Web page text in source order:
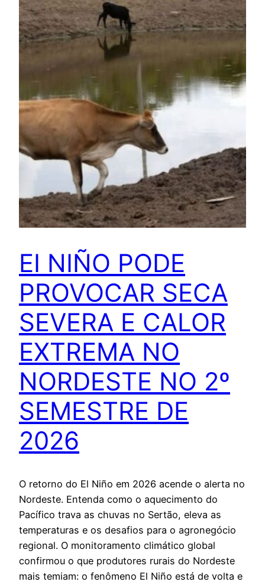
EI NIÑO PODE
PROVOCAR SECA
SEVERA E CALOR
EXTREMA NO
NORDESTE NO 2º
SEMESTRE DE
2026
O retorno do El Niño em 2026 acende o alerta no
Nordeste. Entenda como o aquecimento do
Pacífico trava as chuvas no Sertão, eleva as
temperaturas e os desafios para o agronegócio
regional. O monitoramento climático global
confirmou o que produtores rurais do Nordeste
mais temiam: o fenômeno El Niño está de volta e